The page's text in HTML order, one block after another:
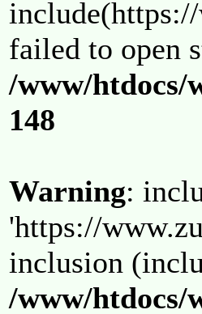
failed to open
/www/htdocs/
148
Warning:
'https://
inclusion
/www/htdocs/